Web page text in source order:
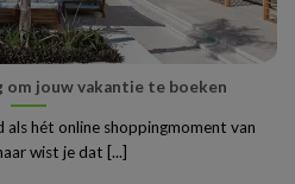
om jouw vakantie te boeken
hét online shoppingmoment van
wist je dat [...]